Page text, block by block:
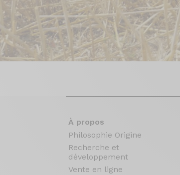
À propos
Philosophie Origine
Recherche et
développement
Vente en ligne